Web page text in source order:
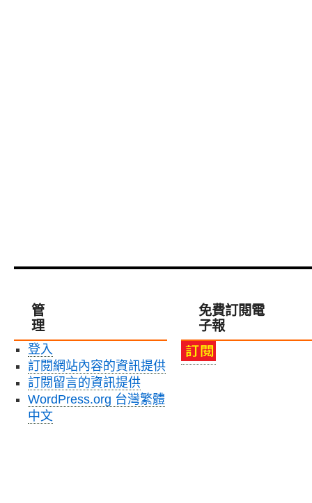
管
理
登入
訂閱網站內容的資訊提供
訂閱留言的資訊提供
WordPress.org 台灣繁體
中文
免費訂閱電
子報